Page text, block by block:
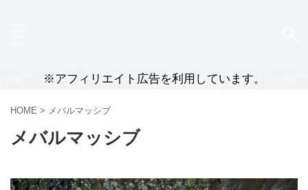
※アフィリエイト広告を利用しています。
HOME > メバルマッシブ
メバルマッシブ